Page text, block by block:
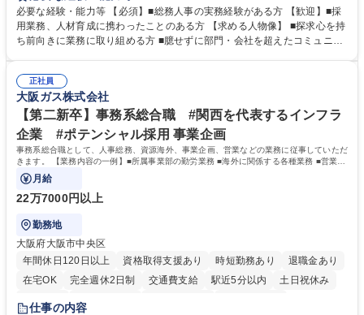
務全般を担当していただきます。 【主な業務内容】 ■採用関係業務および
人材育成(社員研修)業務の推進 ■中期経営計画および予算等の管理 ■設備
投資計画等の策定 ■社内の重要会議の運営 ■その他総務人事業務全般 【入
務人事】経験者歓迎！/阪急阪神HDグループ/年休124日
必要な経験・能力等 【必須】■総務人事の実務経験がある方 【歓迎】■採
用業務、人材育成に携わったことのある方 【求める人物像】 ■探求心を持
ち前向きに業務に取り組める方 ■臆せずに部門・会社を超えたコミュニケ
囲のメンバーと協調しつつ主体性を持って能動的に業務を推進できる方 学
歴・資格 学歴：大学院 大学 高専 短大 専修学校 高校 語学力： 資格：
正社員
大阪ガス株式会社
【第二新卒】事務系総合職 #関西を代表するインフラ
企業 #ポテンシャル採用 事業企画
事務系総合職として、人事総務、資源海外、事業企画、営業などの業務に従事していただ
きます。 【業務内容の一例】■所属事業部の勤労業務 ■海外に関係する各種業務 ■営業部
門の企画スタッフ、ルート営業
月給
22万7000円以上
勤務地
大阪府大阪市中央区
年間休日120日以上
資格取得支援あり 時短勤務あり
退職金あり
在宅OK
完全週休2日制 交通費支給 駅近5分以内
土日祝休み
服装自由
第二新卒歓迎
仕事の内容